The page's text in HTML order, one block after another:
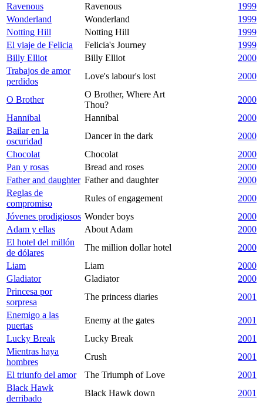
Ravenous
Ravenous
1999
Wonderland
Wonderland
1999
Notting Hill
Notting Hill
1999
El viaje de Felicia
Felicia's Journey
1999
Billy Elliot
Billy Elliot
2000
Trabajos de amor
perdidos
Love's labour's lost 2000
O Brother
O Brother, Where Art
Thou?
2000
Hannibal
Hannibal
2000
Bailar en la
oscuridad
Dancer in the dark
2000
Chocolat
Chocolat
2000
Pan y rosas
Bread and roses
2000
Father and daughter Father and daughter
2000
Reglas de
compromiso
Rules of engagement
2000
Jóvenes prodigiosos Wonder boys
2000
Adam y ellas
About Adam
2000
El hotel del millón
de dólares
The million dollar hotel
2000
Liam
Liam
2000
Gladiator
Gladiator
2000
Princesa por
sorpresa
The princess diaries
2001
Enemigo a las
puertas
Enemy at the gates
2001
Lucky Break
Lucky Break
2001
Mientras haya
hombres
Crush
2001
El triunfo del amor
The Triumph of Love
2001
Black Hawk
derribado
Black Hawk down
2001